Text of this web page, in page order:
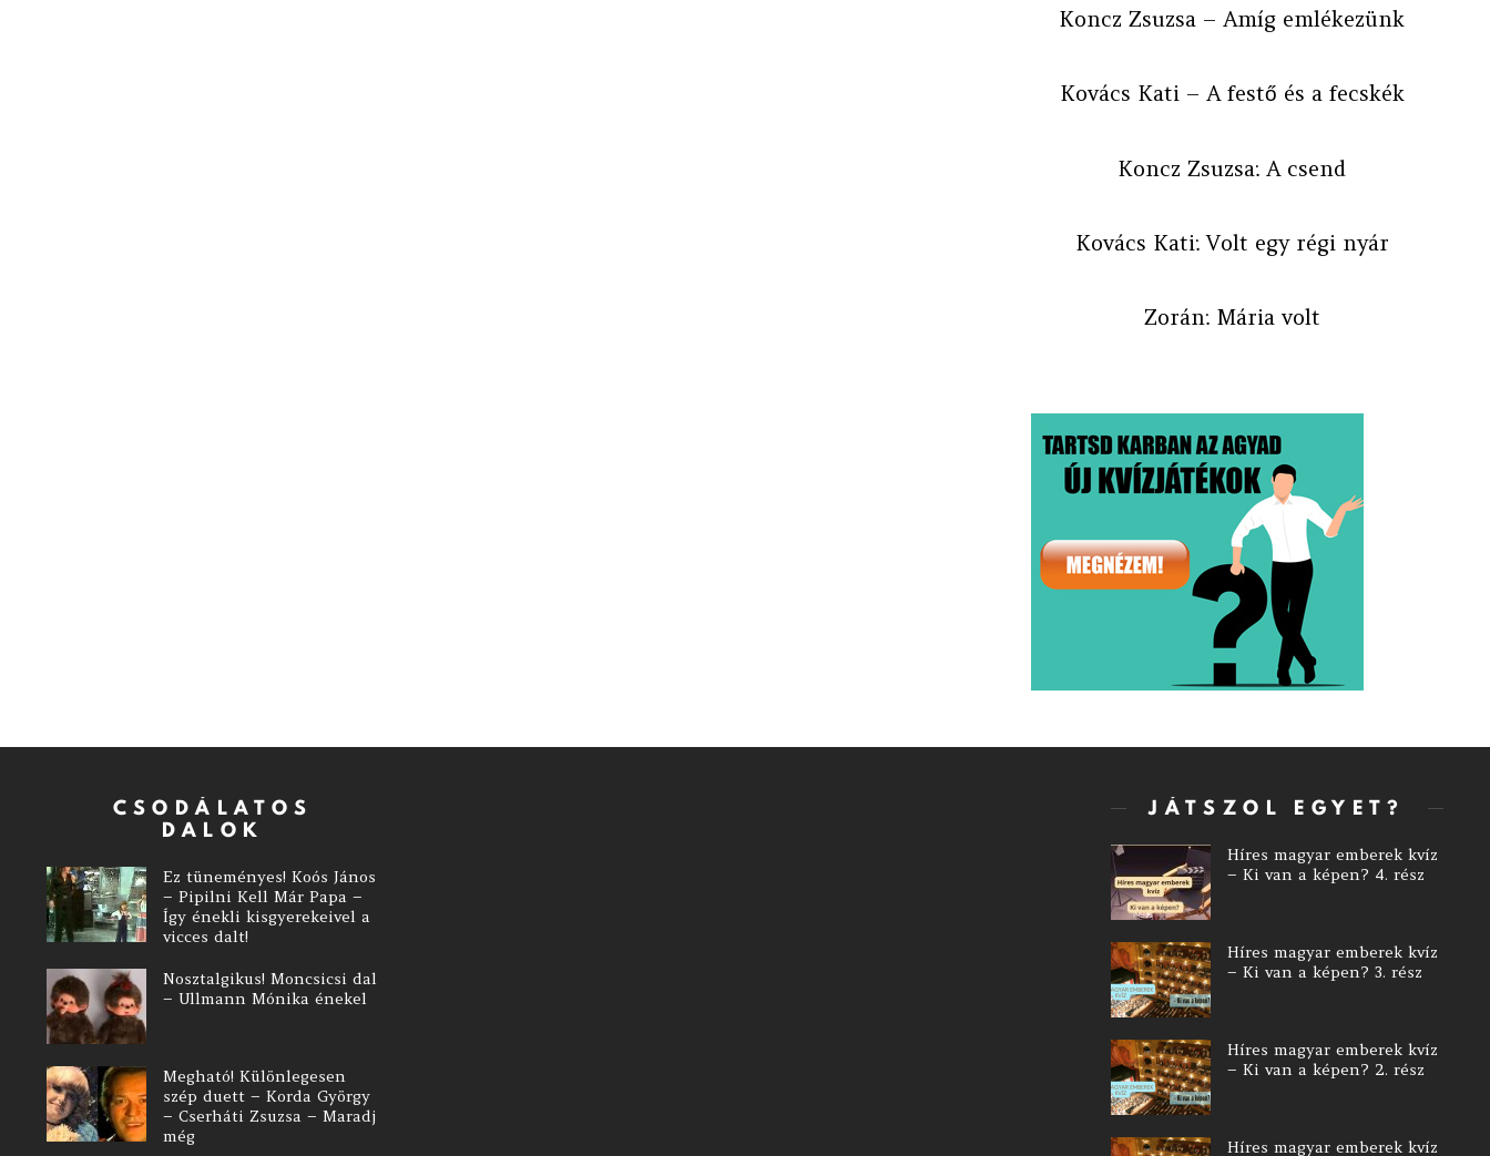
Koncz Zsuzsa – Amíg emlékezünk
Kovács Kati – A festő és a fecskék
Koncz Zsuzsa: A csend
Kovács Kati: Volt egy régi nyár
Zorán: Mária volt
CSODÁLATOS
DALOK
Ez tüneményes! Koós János
– Pipilni Kell Már Papa –
Így énekli kisgyerekeivel a
vicces dalt!
Nosztalgikus! Moncsicsi dal
– Ullmann Mónika énekel
Megható! Különlegesen
szép duett – Korda György
– Cserháti Zsuzsa – Maradj
még
JÁTSZOL EGYET?
Híres magyar emberek kvíz
– Ki van a képen? 4. rész
Híres magyar emberek kvíz
– Ki van a képen? 3. rész
Híres magyar emberek kvíz
– Ki van a képen? 2. rész
Híres magyar emberek kvíz